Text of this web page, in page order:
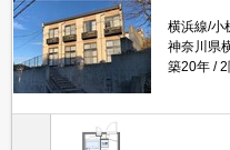
横浜線/小
神奈川県
築20年
2